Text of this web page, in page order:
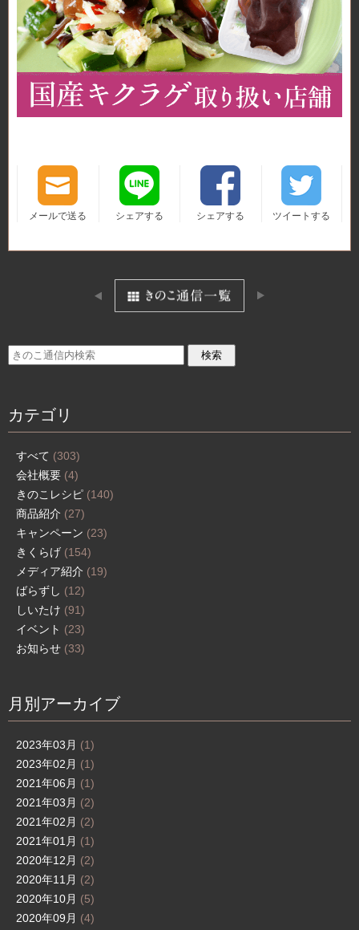
メールで送る シェアする シェアする ツイートする
カテゴリ
すべて (303)
会社概要 (4)
きのこレシピ (140)
商品紹介 (27)
キャンペーン (23)
きくらげ (154)
メディア紹介 (19)
ばらずし (12)
しいたけ (91)
イベント (23)
お知らせ (33)
月別アーカイブ
2023年03月 (1)
2023年02月 (1)
2021年06月 (1)
2021年03月 (2)
2021年02月 (2)
2021年01月 (1)
2020年12月 (2)
2020年11月 (2)
2020年10月 (5)
2020年09月 (4)